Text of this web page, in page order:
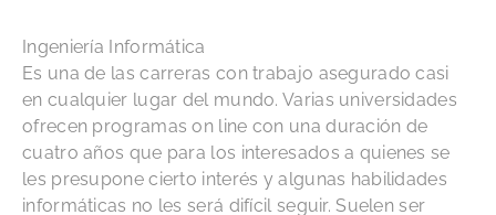
Ingeniería Informática
Es una de las carreras con trabajo asegurado casi
en cualquier lugar del mundo. Varias universidades
ofrecen programas on line con una duración de
cuatro años que para los interesados a quienes se
les presupone cierto interés y algunas habilidades
informáticas no les será difícil seguir. Suelen ser